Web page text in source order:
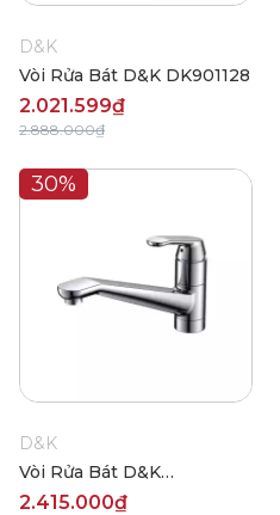
D&K
Vòi Rửa Bát D&K DK901128
2.021.599₫
2.888.000₫
30%
D&K
Vòi Rửa Bát D&K
DK900627
2.415.000₫